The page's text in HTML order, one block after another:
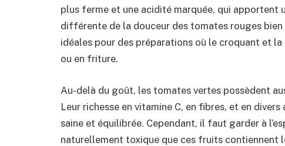
plus ferme et une acidité marquée, qui apportent
différente de la douceur des tomates rouges
idéales pour des préparations où le croquant et
ou en friture.
Au-delà du goût, les tomates vertes possèdent
Leur richesse en vitamine C, en fibres, et en
saine et équilibrée. Cependant, il faut garder à
naturellement toxique que ces fruits contiennent